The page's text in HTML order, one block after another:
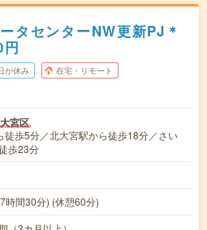
タセンターNW更新PJ＊
が休み 在宅・リモート
宮区
徒歩5分／北大宮駅から徒歩18分／さい
歩23分
時間30分) (休憩60分)